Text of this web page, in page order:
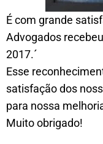
É com grande
Advogados
2017.´
Esse
satisfação dos
para nossa
Muito obrigado!